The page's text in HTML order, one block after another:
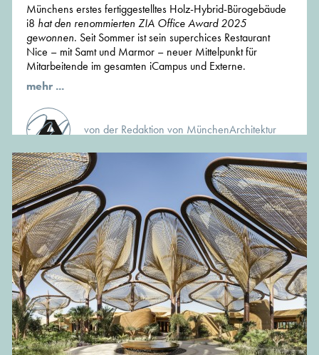
Münchens erstes fertiggestelltes Holz-Hybrid-Bürogebäude
i8 hat den renommierten ZIA Office Award 2025
gewonnen. Seit Sommer ist sein superchices Restaurant
Nice – mit Samt und Marmor – neuer Mittelpunkt für
Mitarbeitende im gesamten iCampus und Externe.
mehr ...
von der Redaktion von MünchenArchitektur